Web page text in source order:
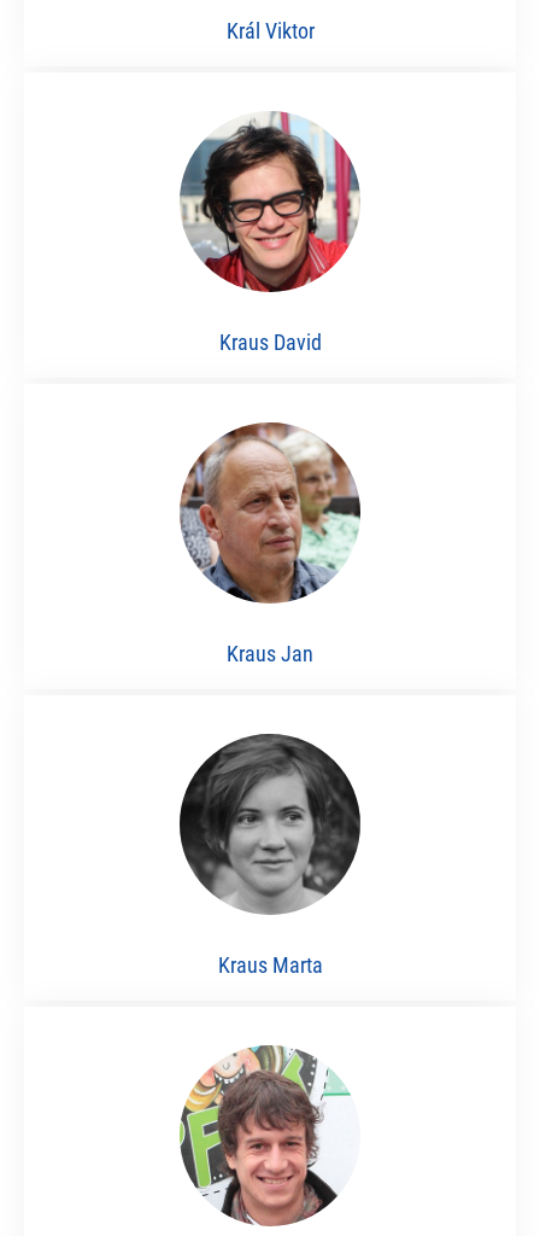
Král Viktor
Kraus David
Kraus Jan
Kraus Marta